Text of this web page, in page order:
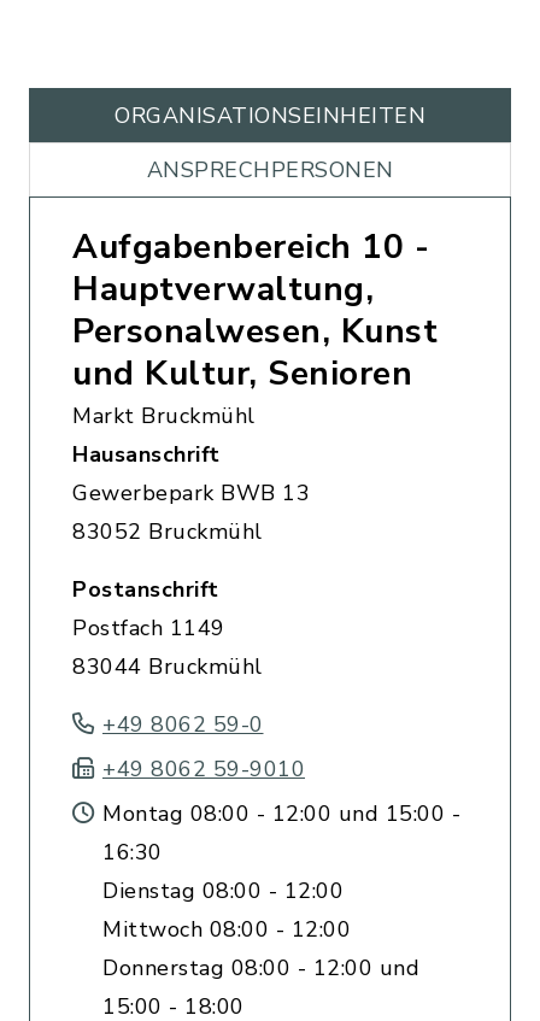
ORGANISATIONS­EINHEITEN
ANSPRECHPERSONEN
Aufgabenbereich 10 -
Hauptverwaltung,
Personalwesen, Kunst
und Kultur, Senioren
Markt Bruckmühl
Hausanschrift
Gewerbepark BWB 13
83052 Bruckmühl
Postanschrift
Postfach 1149
83044 Bruckmühl
+49 8062 59-0
+49 8062 59-9010
Montag 08:00 - 12:00 und 15:00 -
16:30
Dienstag 08:00 - 12:00
Mittwoch 08:00 - 12:00
Donnerstag 08:00 - 12:00 und
15:00 - 18:00